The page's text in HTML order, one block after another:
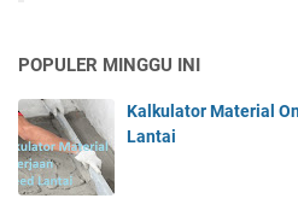
POPULER MINGGU INI
Kalkulator Material
Lantai